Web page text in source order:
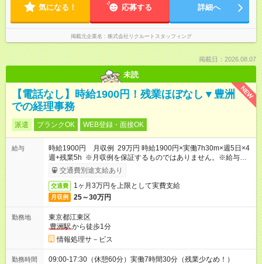
気になる！ 応募する 詳細へ
掲載元企業名 株式会社リクルートスタッフィング
掲載日：2026.08.07
未読
NEW
【電話なし】時給1900円！残業ほぼなし▼豊洲
での経理事務
派遣 ブランクOK WEB登録・面接OK
給与
時給1900円 月収例 29万円 時給1900円×実働7h30m×週5日×4
週+残業5h ※月収例を保証するものではありません。※給与即受
取りサービス利用可（利用条件有）
交通費別途支給あり
交通費 1ヶ月3万円を上限として実費支給
月収例 25～30万円
勤務地
東京都江東区
豊洲駅から徒歩1分
情報処理サ－ビス
勤務時間 09:00-17:30（休憩60分）実働7時間30分（残業少なめ！）